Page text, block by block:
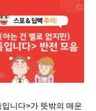
니다>가 뜻밖의 매운